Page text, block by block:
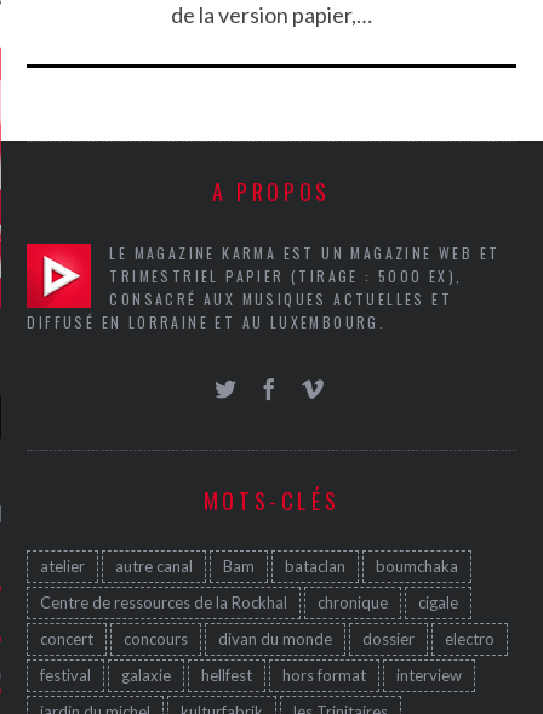
CRITIQUES
7.6
REV...
5.4
CLAN – A BE...
6.8
– HEL...
de la version papier,…
A PROPOS
LE MAGAZINE KARMA EST UN MAGAZINE WEB ET
TRIMESTRIEL PAPIER (TIRAGE : 5000 EX),
CONSACRÉ AUX MUSIQUES ACTUELLES ET
DIFFUSÉ EN LORRAINE ET AU LUXEMBOURG.
MOTS-CLÉS
atelier autre canal Bam bataclan
boumchaka
Centre de ressources de la Rockhal
chronique
cigale
concert
concours divan du monde dossier
electro
festival
galaxie hellfest hors format
interview